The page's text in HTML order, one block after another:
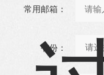
常用邮箱：
省份：